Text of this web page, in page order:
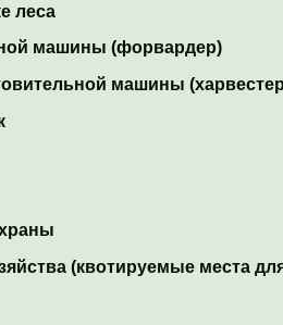
леса
машины (форвардер)
машины
(квотируемые места